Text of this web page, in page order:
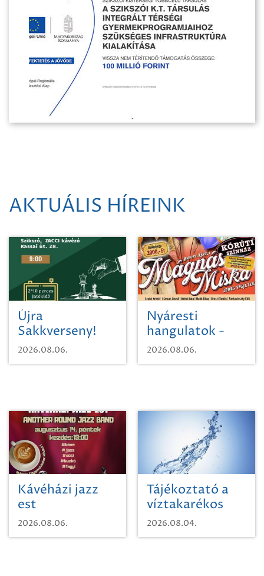
AKTUÁLIS HÍREINK
Újra
Sakkverseny!
2026.08.06.
Nyáresti
hangulatok -
Mágnás Miska
2026.08.06.
Kávéházi jazz
est
2026.08.06.
Tájékoztató a
víztakarékos
vízhasználatról
2026.08.04.